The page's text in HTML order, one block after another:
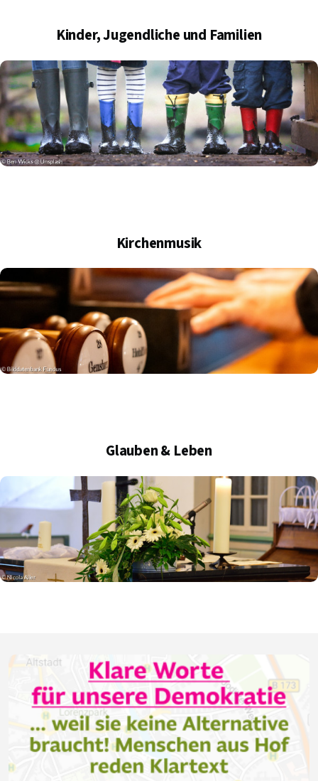
Kinder, Jugendliche und Familien
Kirchenmusik
Glauben & Leben